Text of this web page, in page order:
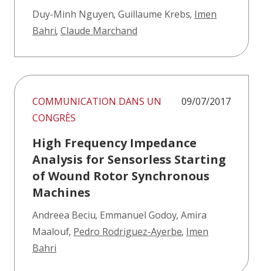
Duy-Minh Nguyen, Guillaume Krebs, Imen
Bahri, Claude Marchand
COMMUNICATION DANS UN
CONGRÈS
09/07/2017
High Frequency Impedance
Analysis for Sensorless Starting
of Wound Rotor Synchronous
Machines
Andreea Beciu, Emmanuel Godoy, Amira
Maalouf, Pedro Rodriguez-Ayerbe, Imen
Bahri